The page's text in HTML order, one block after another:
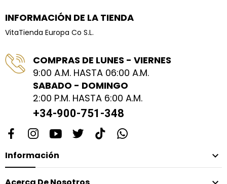
INFORMACIÓN DE LA TIENDA
VitaTienda Europa Co S.L.
COMPRAS DE LUNES - VIERNES
9:00 A.M. HASTA 06:00 A.M.
SABADO - DOMINGO
2:00 P.M. HASTA 6:00 A.M.
+34-900-751-348
Información 